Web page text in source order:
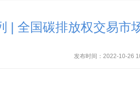
| 全国碳排放权交易市
发布时间：2022-10-26